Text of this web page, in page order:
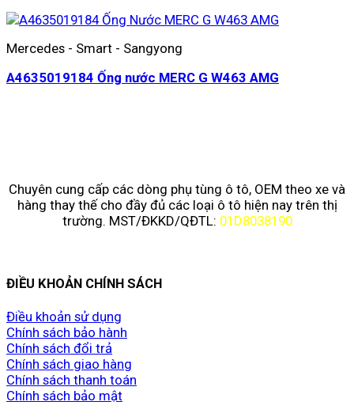
Mercedes - Smart - Sangyong
A4635019184 Ống nước MERC G W463 AMG
Chuyên cung cấp các dòng phụ tùng ô tô, OEM theo xe và
hàng thay thế cho đầy đủ các loại ô tô hiện nay trên thị
trường. MST/ĐKKD/QĐTL: 01D8038190
ĐIỀU KHOẢN CHÍNH SÁCH
Điều khoản sử dụng
Chính sách bảo hành
Chính sách đổi trả
Chính sách giao hàng
Chính sách thanh toán
Chính sách bảo mật